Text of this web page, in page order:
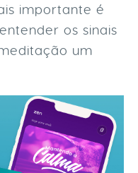
importante é
os sinais
um